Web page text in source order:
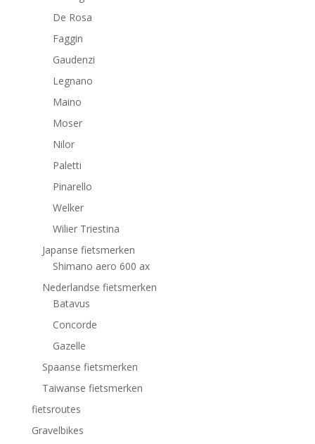
De Rosa
Faggin
Gaudenzi
Legnano
Maino
Moser
Nilor
Paletti
Pinarello
Welker
Wilier Triestina
Japanse fietsmerken
Shimano aero 600 ax
Nederlandse fietsmerken
Batavus
Concorde
Gazelle
Spaanse fietsmerken
Taiwanse fietsmerken
fietsroutes
Gravelbikes